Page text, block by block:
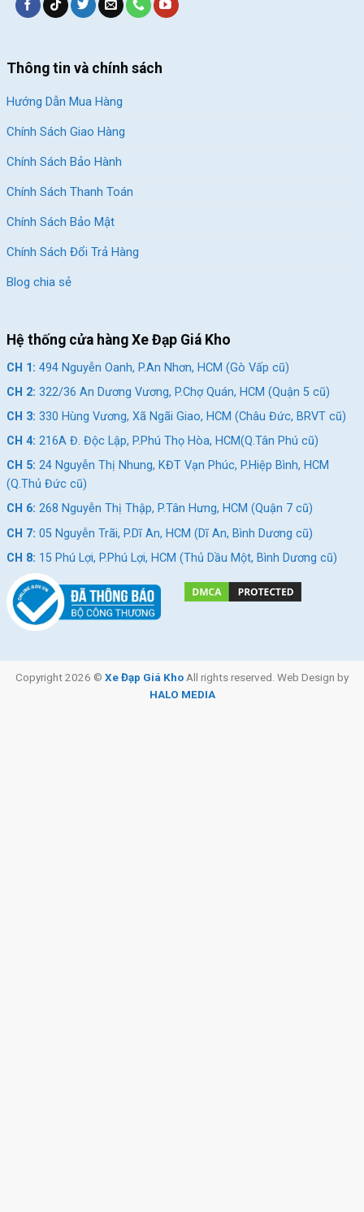
Thông tin và chính sách
Hướng Dẫn Mua Hàng
Chính Sách Giao Hàng
Chính Sách Bảo Hành
Chính Sách Thanh Toán
Chính Sách Bảo Mật
Chính Sách Đổi Trả Hàng
Blog chia sẻ
Hệ thống cửa hàng Xe Đạp Giá Kho
CH 1: 494 Nguyễn Oanh, P.An Nhơn, HCM (Gò Vấp cũ)
CH 2: 322/36 An Dương Vương, P.Chợ Quán, HCM (Quận 5 cũ)
CH 3: 330 Hùng Vương, Xã Ngãi Giao, HCM (Châu Đức, BRVT cũ)
CH 4: 216A Đ. Độc Lập, P.Phú Thọ Hòa, HCM(Q.Tân Phú cũ)
CH 5: 24 Nguyễn Thị Nhung, KĐT Vạn Phúc, P.Hiệp Bình, HCM
(Q.Thủ Đức cũ)
CH 6: 268 Nguyễn Thị Thập, P.Tân Hưng, HCM (Quận 7 cũ)
CH 7: 05 Nguyễn Trãi, P.Dĩ An, HCM (Dĩ An, Bình Dương cũ)
CH 8: 15 Phú Lợi, P.Phú Lợi, HCM (Thủ Dầu Một, Bình Dương cũ)
Copyright 2026 © Xe Đạp Giá Kho All rights reserved. Web Design by
HALO MEDIA